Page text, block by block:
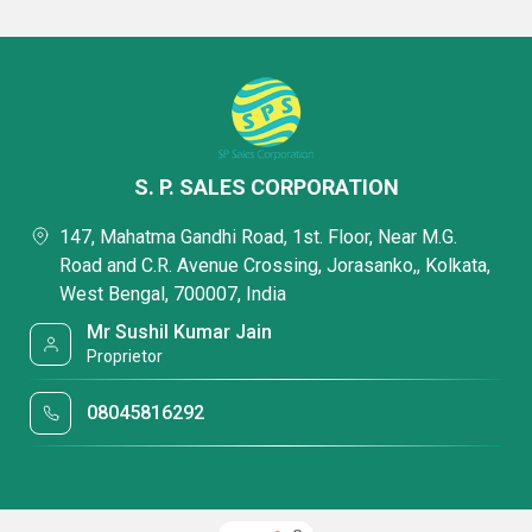
मजबूत यूएसपी में से एक है जो ग्राहकों को प्रभावित करने में हमारी सहायता
S. P. SALES CORPORATION
147, Mahatma Gandhi Road, 1st. Floor, Near M.G.
Road and C.R. Avenue Crossing, Jorasanko,, Kolkata,
West Bengal, 700007, India
Mr Sushil Kumar Jain
Proprietor
08045816292